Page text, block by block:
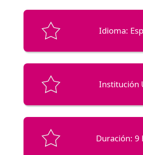
Idioma:
Institución
Duración: 9